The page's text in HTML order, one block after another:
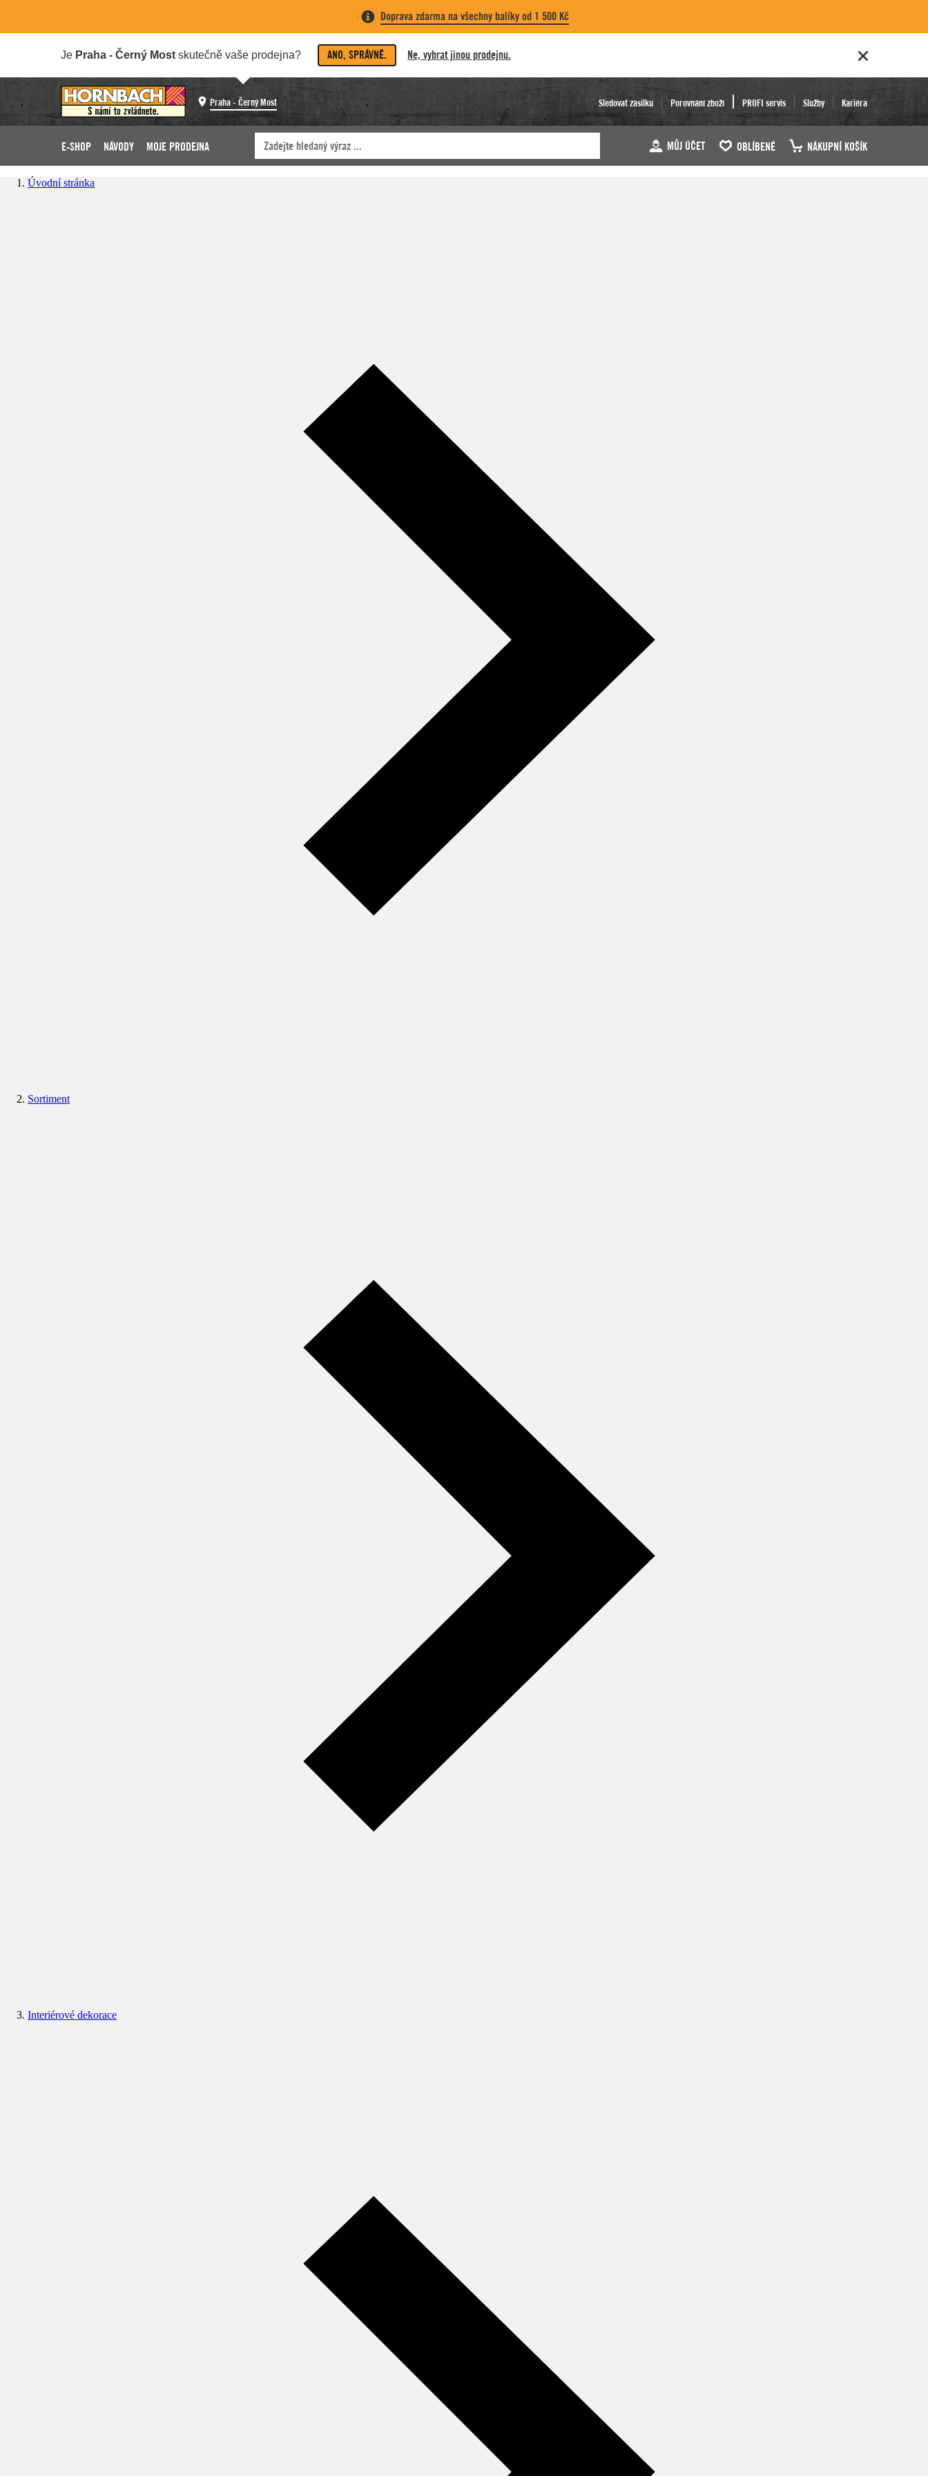
Doprava zdarma na všechny balíky od 1 500 Kč
Je Praha - Černý Most skutečně vaše prodejna? ANO, SPRÁVNĚ. Ne, vybrat jinou prodejnu.
Praha - Černý Most Sledovat zásilku Porovnání zboží PROFI servis Služby Kariéra
E-SHOP NÁVODY MOJE PRODEJNA MŮJ ÚČET OBLÍBENÉ NÁKUPNÍ KOŠÍK
Úvodní stránka
Sortiment
Interiérové dekorace